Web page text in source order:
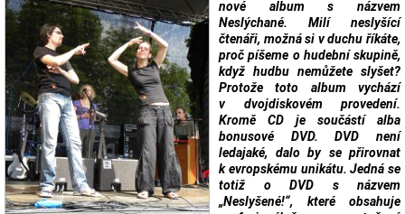
nové album s názvem
Neslýchané. Milí neslyšící
čtenáři, možná si v duchu říkáte,
proč píšeme o hudební skupině,
když hudbu nemůžete slyšet?
Protože toto album vychází
v dvojdiskovém provedení.
Kromě CD je součástí alba
bonusové DVD. DVD není
ledajaké, dalo by se přirovnat
k evropskému unikátu. Jedná se
totiž o DVD s názvem
„Neslyšené!“, které obsahuje